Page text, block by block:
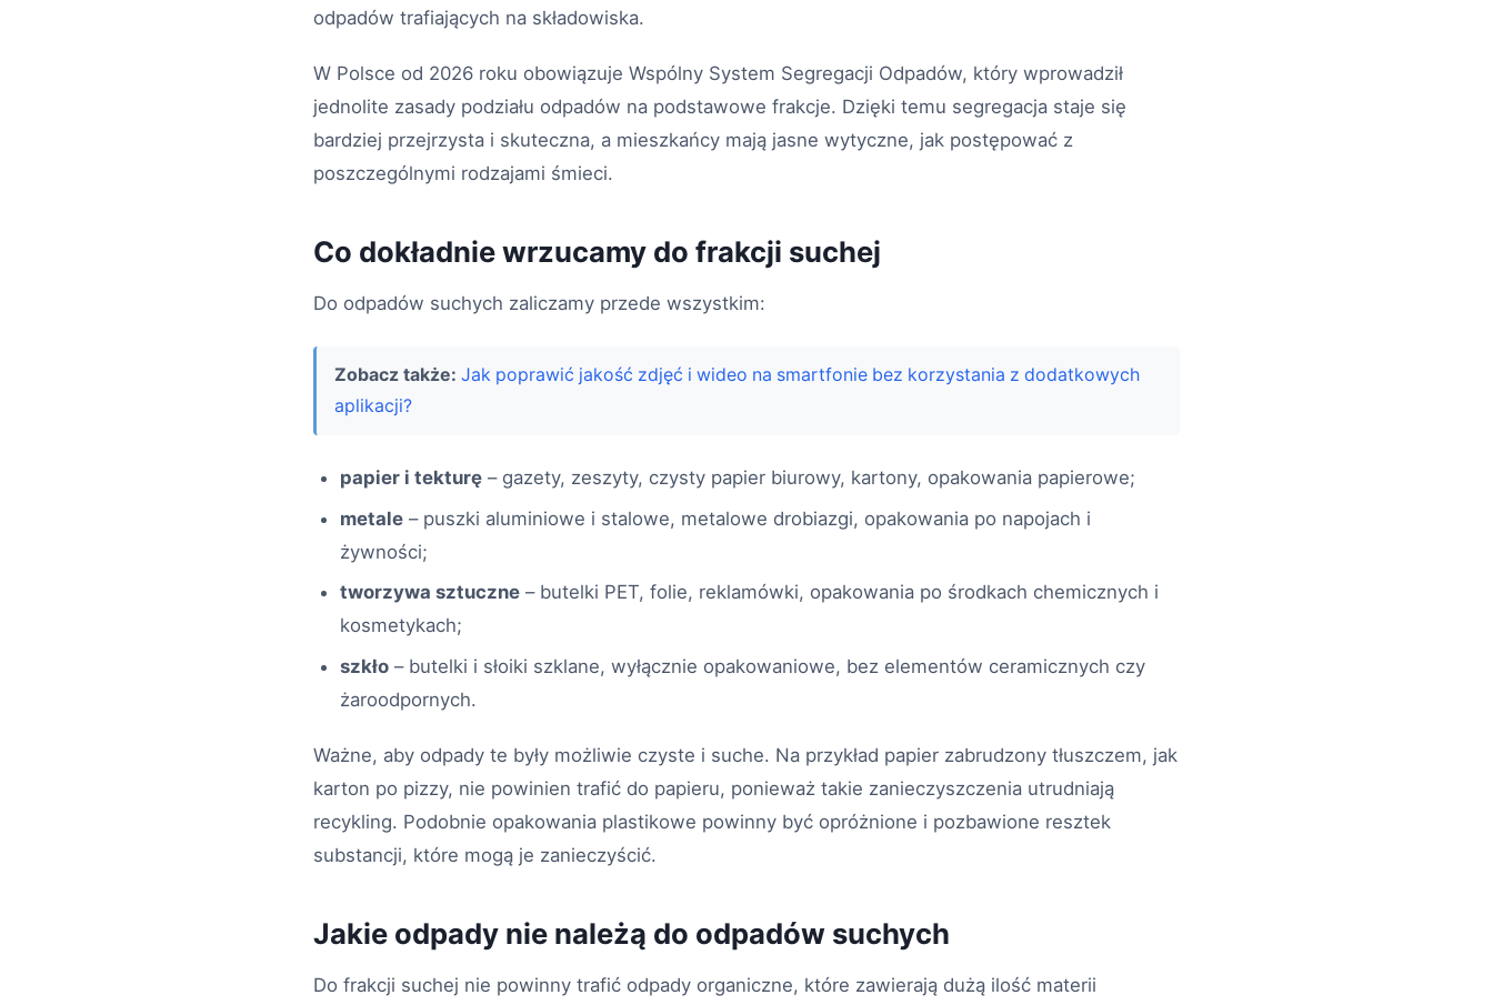
odpadów trafiających na składowiska.
W Polsce od 2026 roku obowiązuje Wspólny System Segregacji Odpadów, który wprowadził
jednolite zasady podziału odpadów na podstawowe frakcje. Dzięki temu segregacja staje się
bardziej przejrzysta i skuteczna, a mieszkańcy mają jasne wytyczne, jak postępować z
poszczególnymi rodzajami śmieci.
Co dokładnie wrzucamy do frakcji suchej
Do odpadów suchych zaliczamy przede wszystkim:
Zobacz także: Jak poprawić jakość zdjęć i wideo na smartfonie bez korzystania z dodatkowych
aplikacji?
papier i tekturę – gazety, zeszyty, czysty papier biurowy, kartony, opakowania papierowe;
metale – puszki aluminiowe i stalowe, metalowe drobiazgi, opakowania po napojach i
żywności;
tworzywa sztuczne – butelki PET, folie, reklamówki, opakowania po środkach chemicznych i
kosmetykach;
szkło – butelki i słoiki szklane, wyłącznie opakowaniowe, bez elementów ceramicznych czy
żaroodpornych.
Ważne, aby odpady te były możliwie czyste i suche. Na przykład papier zabrudzony tłuszczem, jak
karton po pizzy, nie powinien trafić do papieru, ponieważ takie zanieczyszczenia utrudniają
recykling. Podobnie opakowania plastikowe powinny być opróżnione i pozbawione resztek
substancji, które mogą je zanieczyścić.
Jakie odpady nie należą do odpadów suchych
Do frakcji suchej nie powinny trafić odpady organiczne, które zawierają dużą ilość materii